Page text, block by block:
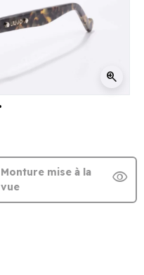
zoom_in
Monture mise à la
vue
visibility